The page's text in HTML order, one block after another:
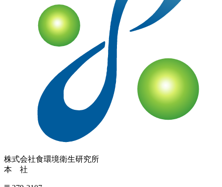
株式会社食環境衛生研究所
本 社